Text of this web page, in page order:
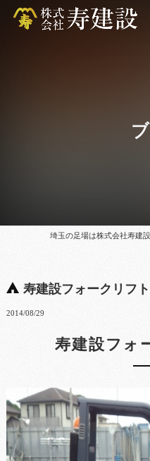
埼玉の足場は株式会社寿建設
寿建設フォークリフ
2014/08/29
寿建設フォ